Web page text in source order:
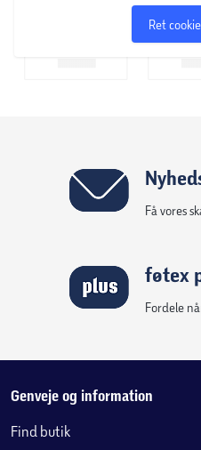
Ret
Få vores
føtex
Fordele
Genveje og information
Find butik